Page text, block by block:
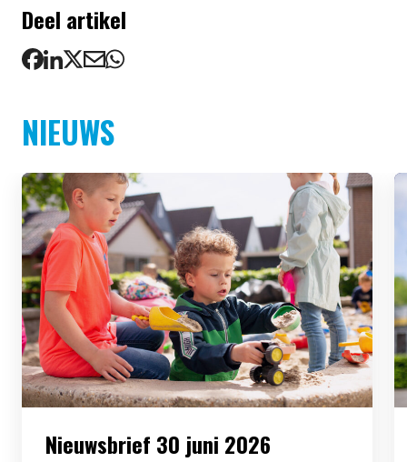
Deel artikel
NIEUWS
Nieuwsbrief 30 juni 2026